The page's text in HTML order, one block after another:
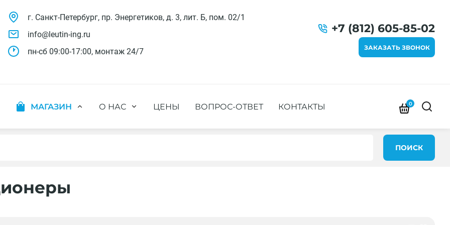
г. Санкт-Петербург, пр. Энергетиков, д. 3, лит. Б, пом. 02/1
info@leutin-ing.ru
пн-сб 09:00-17:00, монтаж 24/7
+7 (812) 605-85-02
ЗАКАЗАТЬ ЗВОНОК
МАГАЗИН
Канальные кондиционеры
Напольно-потолочные кондиционеры
О НАС ЦЕНЫ ВОПРОС-ОТВЕТ КОНТАКТЫ 0
ПОИСК